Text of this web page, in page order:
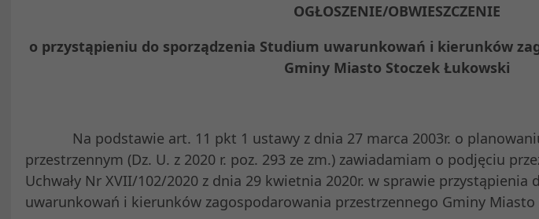
OGŁOSZENIE/OBWIESZCZENIE
o przystąpieniu do sporządzenia Studium uwarunkowań i kierunków
Gminy Miasto Stoczek Łukowski
Na podstawie art. 11 pkt 1 ustawy z dnia 27 marca 2003r. o
przestrzennym (Dz. U. z 2020 r. poz. 293 ze zm.) zawiadamiam o podjęciu
Uchwały Nr XVII/102/2020 z dnia 29 kwietnia 2020r. w sprawie
uwarunkowań i kierunków zagospodarowania przestrzennego Gminy Miasto